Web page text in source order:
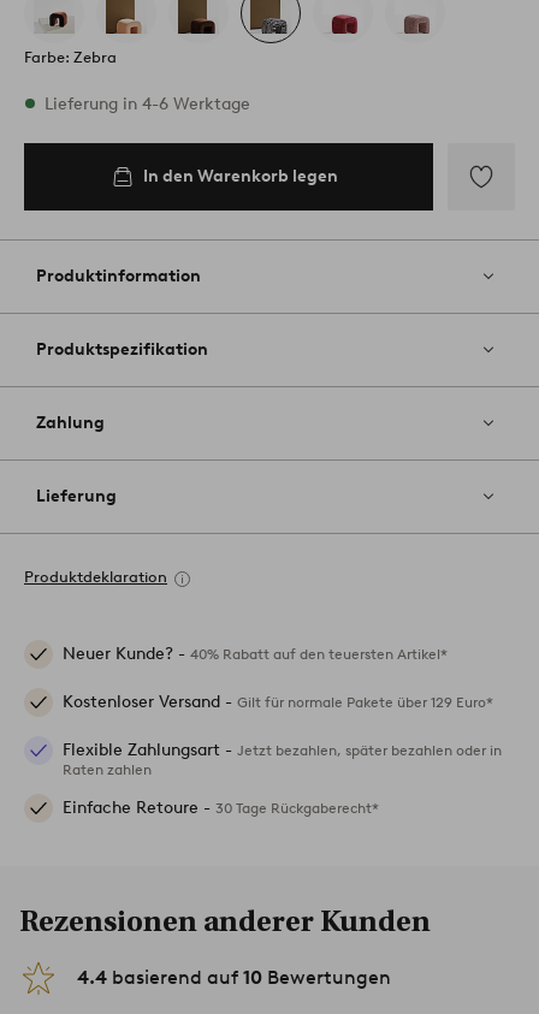
Farbe: Zebra
Vorrätig
Lieferung in 4-6 Werktage
In den Warenkorb legen
Favoriten
Produktinformation
Produktspezifikation
Zahlung
Lieferung
Produktdeklaration
Neuer Kunde? - 40% Rabatt auf den teuersten Artikel*
Kostenloser Versand - Gilt für normale Pakete über 129 Euro*
Flexible Zahlungsart - Jetzt bezahlen, später bezahlen oder in
Raten zahlen
Einfache Retoure - 30 Tage Rückgaberecht*
Rezensionen anderer Kunden
4.4 basierend auf 10 Bewertungen